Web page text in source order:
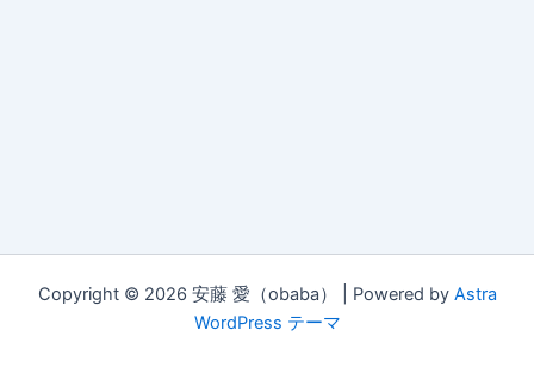
Copyright © 2026 安藤 愛（obaba） | Powered by Astra
WordPress テーマ